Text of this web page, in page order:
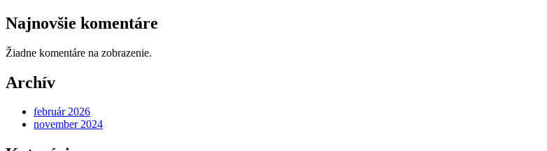
Najnovšie komentáre
Žiadne komentáre na zobrazenie.
Archív
február 2026
november 2024